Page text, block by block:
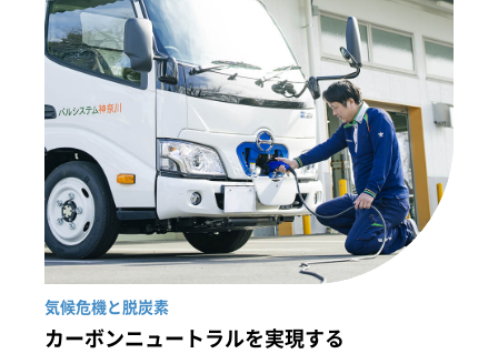
気候危機と脱炭素
カーボンニュートラルを実現する